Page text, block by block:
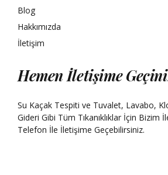
Blog
Hakkımızda
İletişim
Hemen İletişime
Su Kaçak Tespiti ve Tuvalet, Lavabo,
Gideri Gibi Tüm Tıkanıklıklar İçin Bizim
Telefon İle İletişime Geçebilirsiniz.